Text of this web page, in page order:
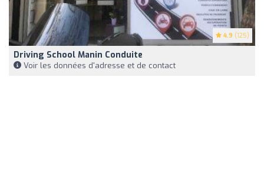
4.9 (125)
Driving School Manin Conduite
Voir les données d'adresse et de contact